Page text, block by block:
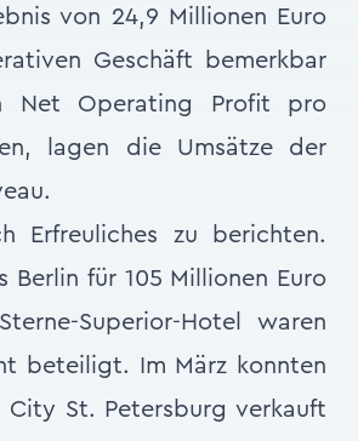
von 24,9 Millionen Euro
Geschäft bemerkbar
Net Operating Profit pro
lagen die Umsätze der
Erfreuliches zu berichten.
Berlin für 105 Millionen Euro
Superior-Hotel waren
beteiligt. Im März konnten
St. Petersburg verkauft